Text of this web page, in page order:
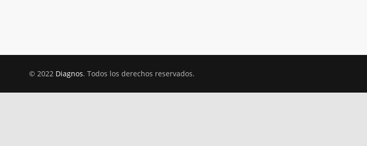
© 2022 Diagnos. Todos los derechos reservados.